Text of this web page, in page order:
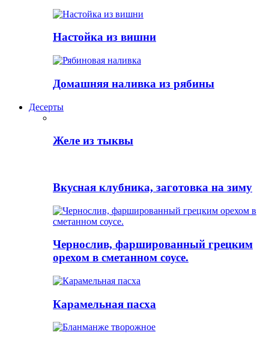
Настойка из вишни
Домашняя наливка из рябины
Десерты
Желе из тыквы
Вкусная клубника, заготовка на зиму
Чернослив, фаршированный грецким
орехом в сметанном соусе.
Карамельная пасха